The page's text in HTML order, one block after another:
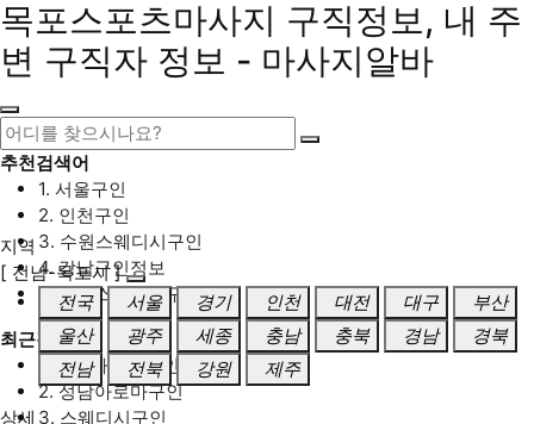
목포스포츠마사지 구직정보, 내 주
변 구직자 정보 - 마사지알바
추천검색어
1. 서울구인
2. 인천구인
3. 수원스웨디시구인
4. 강남구인정보
5. 동탄스웨디시구인
최근검색어
1. 일산마사지구인
2. 성남아로마구인
3. 스웨디시구인
지역
[ 전남-목포시 ]
전국
서울 경기 인천 대전 대구
부산
울산
광주 세종 충남 충북 경남
경북
전남
전북 강원 제주
상세